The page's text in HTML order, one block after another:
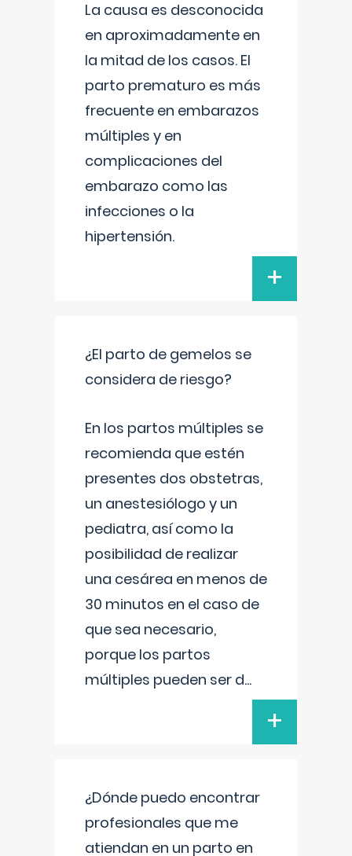
La causa es desconocida
en aproximadamente en
la mitad de los casos. El
parto prematuro es más
frecuente en embarazos
múltiples y en
complicaciones del
embarazo como las
infecciones o la
hipertensión.
+
¿El parto de gemelos se
considera de riesgo?
En los partos múltiples se
recomienda que estén
presentes dos obstetras,
un anestesiólogo y un
pediatra, así como la
posibilidad de realizar
una cesárea en menos de
30 minutos en el caso de
que sea necesario,
porque los partos
múltiples pueden ser d...
+
¿Dónde puedo encontrar
profesionales que me
atiendan en un parto en